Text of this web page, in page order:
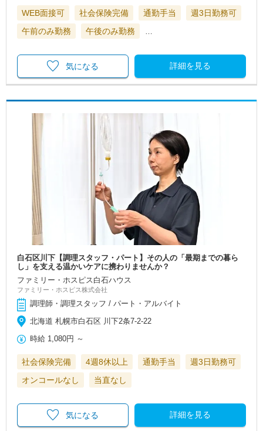
WEB面接可 社会保険完備 通勤手当
週3日勤務可
午前のみ勤務
午後のみ勤務
詳細を見る
気になる
白石区川下【調理スタッフ・パート】その人の「最期までの暮ら
し」を支える温かいケアに携わりませんか？
ファミリー・ホスピス白石ハウス
ファミリー・ホスピス株式会社
調理師・調理スタッフ / パート・アルバイト
北海道 札幌市白石区 川下2条7-2-22
時給 1,080円 ～
社会保険完備 4週8休以上 通勤手当
週3日勤務可
オンコールなし
当直なし
詳細を見る
気になる